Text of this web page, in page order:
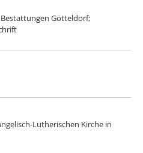
Götteldorf;
Lutherischen Kirche in